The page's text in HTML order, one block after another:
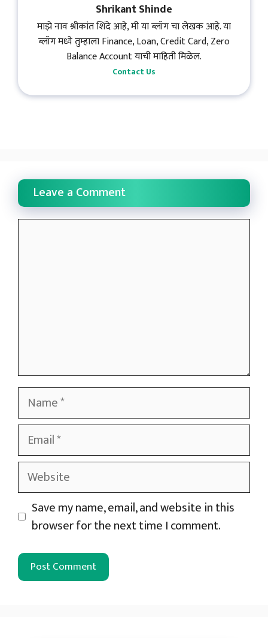
Shrikant Shinde
माझे नाव श्रीकांत शिंदे आहे, मी या ब्लॉग चा लेखक आहे. या
ब्लॉग मध्ये तुम्हाला Finance, Loan, Credit Card, Zero
Balance Account याची माहिती मिळेल.
Contact Us
Leave a Comment
Name
Email
Website
Save my name, email, and website in this
browser for the next time I comment.